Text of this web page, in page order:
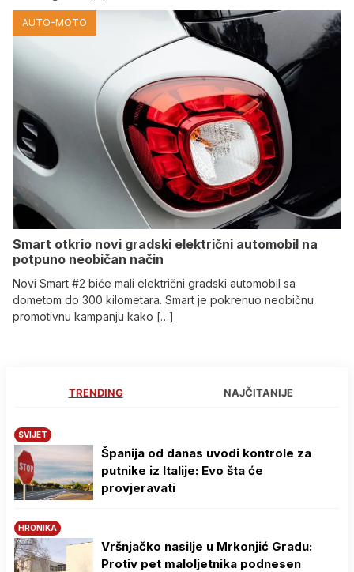
AUTO-MOTO
Smart otkrio novi gradski električni automobil na
potpuno neobičan način
Novi Smart #2 biće mali električni gradski automobil sa
dometom do 300 kilometara. Smart je pokrenuo neobičnu
promotivnu kampanju kako […]
TRENDING NAJČITANIJE
SVIJET
Španija od danas uvodi kontrole za
putnike iz Italije: Evo šta će
provjeravati
HRONIKA
Vršnjačko nasilje u Mrkonjić Gradu:
Protiv pet maloljetnika podnesen